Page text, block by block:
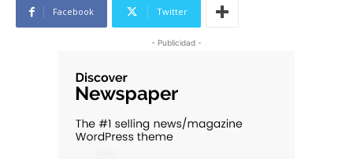
Facebook Twitter
- Publicidad -